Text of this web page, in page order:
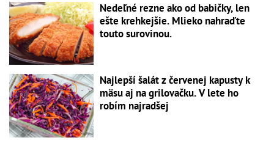
Nedeľné rezne ako od babičky, len
ešte krehkejšie. Mlieko nahraďte
touto surovinou.
Najlepší šalát z červenej kapusty k
mäsu aj na grilovačku. V lete ho
robím najradšej